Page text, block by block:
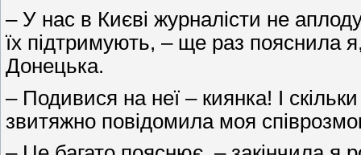
– У нас в Києві журналісти не
їх підтримують, – ще раз пояснила
Донецька.
– Подивися на неї – киянка! І
звитяжно повідомила моя